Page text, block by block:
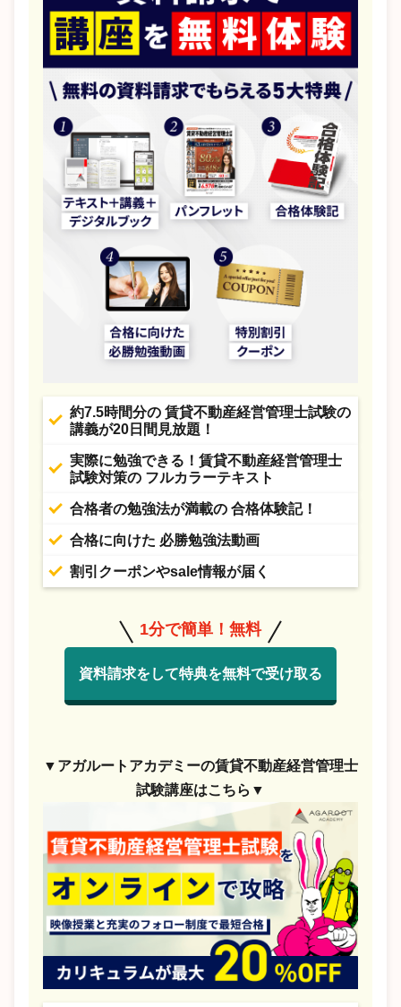
約7.5時間分の 賃貸不動産経営管理士試験の
講義が20日間見放題！
実際に勉強できる！賃貸不動産経営管理士
試験対策の フルカラーテキスト
合格者の勉強法が満載の 合格体験記！
合格に向けた 必勝勉強法動画
割引クーポンやsale情報が届く
1分で簡単！無料
資料請求をして特典を無料で受け取る
▼アガルートアカデミーの賃貸不動産経営管理士
試験講座はこちら▼